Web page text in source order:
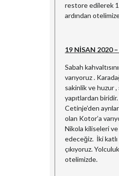
restore edilerek
ardından
19 NİSAN 2020
Sabah
varıyoruz .
sakinlik ve huzur
yapıtlardan biridir.
Cetinje’den
olan Kotor’a
Nikola kiliseleri
edeceğiz. İki katlı
çıkıyoruz.
otelimizde.